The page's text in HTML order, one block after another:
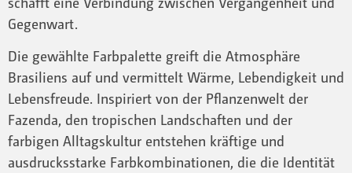
Gegenwart.
Die gewählte Farbpalette greift die Atmosphäre
Brasiliens auf und vermittelt Wärme, Lebendigkeit und
Lebensfreude. Inspiriert von der Pflanzenwelt der
Fazenda, den tropischen Landschaften und der
farbigen Alltagskultur entstehen kräftige und
ausdrucksstarke Farbkombinationen, die die Identität